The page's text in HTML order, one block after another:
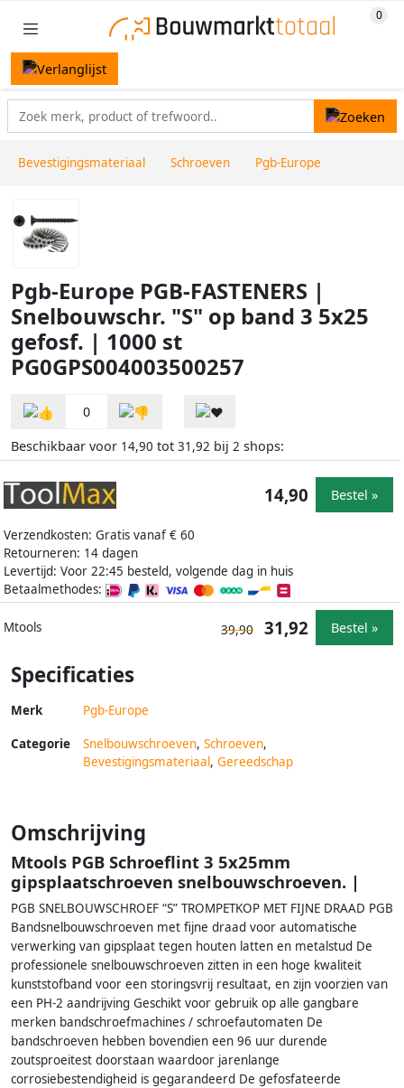
Bevestigingsmateriaal Schroeven Pgb-Europe
Pgb-Europe PGB-FASTENERS |
Snelbouwschr. "S" op band 3 5x25
gefosf. | 1000 st
PG0GPS004003500257
0
Beschikbaar voor 14,90 tot 31,92 bij 2 shops:
Verzendkosten: Gratis vanaf € 60
Retourneren: 14 dagen
Levertijd: Voor 22:45 besteld, volgende dag in huis
Betaalmethodes:
14,90 Bestel »
Mtools 39,90 31,92 Bestel »
Specificaties
Merk Pgb-Europe
Categorie Snelbouwschroeven, Schroeven,
Bevestigingsmateriaal, Gereedschap
Omschrijving
Mtools PGB Schroeflint 3 5x25mm
gipsplaatschroeven snelbouwschroeven. |
PGB SNELBOUWSCHROEF “S” TROMPETKOP MET FIJNE DRAAD PGB
Bandsnelbouwschroeven met fijne draad voor automatische
verwerking van gipsplaat tegen houten latten en metalstud De
professionele snelbouwschroeven zitten in een hoge kwaliteit
kunststofband voor een storingsvrij resultaat, en zijn voorzien van
een PH-2 aandrijving Geschikt voor gebruik op alle gangbare
merken bandschroefmachines / schroefautomaten De
bandschroeven hebben bovendien een 96 uur durende
zoutsproeitest doorstaan waardoor jarenlange
corrosiebestendigheid is gegarandeerd De gefosfateerde